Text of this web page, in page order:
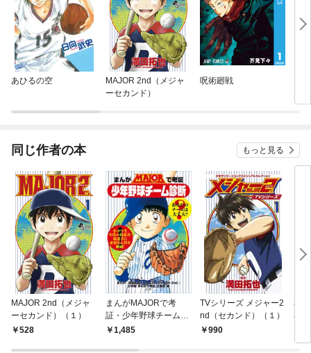
あひるの空
MAJOR 2nd（メジャ
ーセカンド）
呪術廻戦
同じ作者の本 もっと見る
MAJOR 2nd（メジャ
ーセカンド）（１）
528
まんがMAJORで考
証・少年野球チーム診
断1,485
TVシリーズ メジャー2
nd（セカンド）（１）
990
小
小
～